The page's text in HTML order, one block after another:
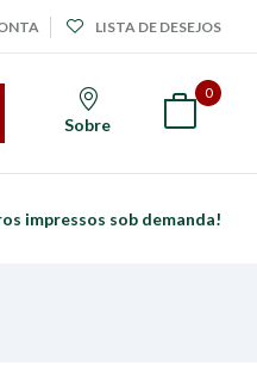
LISTA DE DESEJOS
Sobre
0
impressos sob demanda!